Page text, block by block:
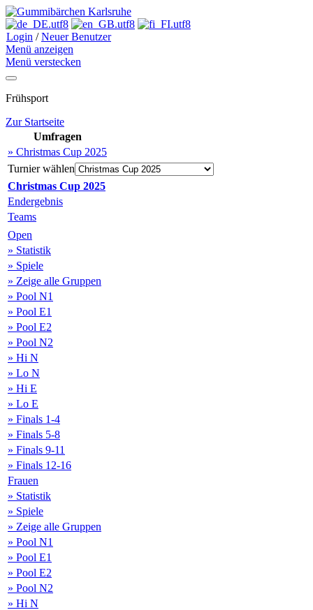
Login /Neuer Benutzer
Menü anzeigen
Menü verstecken
Frühsport
Zur Startseite
Umfragen
» Christmas Cup 2025
Turnier wählen
Christmas Cup 2025
Endergebnis
Teams
Open
» Statistik
» Spiele
» Zeige alle Gruppen
» Pool N1
» Pool E1
» Pool E2
» Pool N2
» Hi N
» Lo N
» Hi E
» Lo E
» Finals 1-4
» Finals 5-8
» Finals 9-11
» Finals 12-16
Frauen
» Statistik
» Spiele
» Zeige alle Gruppen
» Pool N1
» Pool E1
» Pool E2
» Pool N2
» Hi N